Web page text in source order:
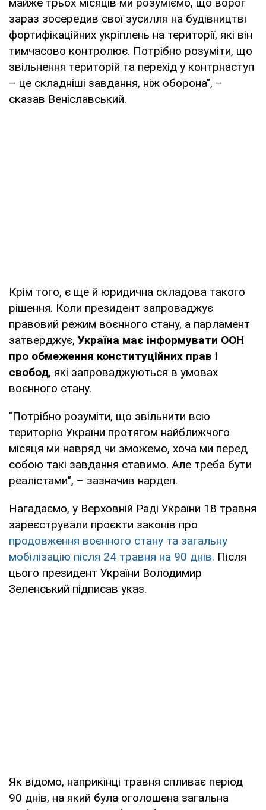
зараз зосередив свої зусилля на будівництві
фортифікаційних укріплень на території, які він
тимчасово контролює. Потрібно розуміти, що
звільнення територій та перехід у контрнаступ
– це складніші завдання, ніж оборона", –
сказав Веніславський.
Крім того, є ще й юридична складова такого
рішення. Коли президент запроваджує
правовий режим воєнного стану, а парламент
затверджує, Україна має інформувати ООН
про обмеження конституційних прав і
свобод, які запроваджуються в умовах
воєнного стану.
"Потрібно розуміти, що звільнити всю
територію України протягом найближчого
місяця ми навряд чи зможемо, хоча ми перед
собою такі завдання ставимо. Але треба бути
реалістами", – зазначив нардеп.
Нагадаємо, у Верховній Раді України 18 травня
зареєстрували проєкти законів про
продовження воєнного стану та загальну
мобілізацію після 24 травня на 90 днів. Після
цього президент України Володимир
Зеленський підписав указ.
Як відомо, наприкінці травня спливає період
90 днів, на який була оголошена загальна